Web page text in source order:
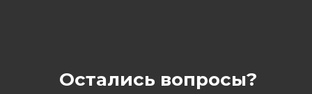
Остались вопросы?